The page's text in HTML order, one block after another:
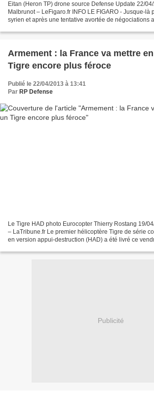
Eitan (Heron TP) drone source Defense Update 22/
Malbrunot – LeFigaro.fr INFO LE FIGARO - Jusque-là
syrien et après une tentative avortée de négociations
Armement : la France va mettre
Tigre encore plus féroce
Publié le 22/04/2013 à 13:41
Par RP Defense
Le Tigre HAD photo Eurocopter Thierry Rostang 19/
– LaTribune.fr Le premier hélicoptère Tigre de série
en version appui-destruction (HAD) a été livré ce
Publicité